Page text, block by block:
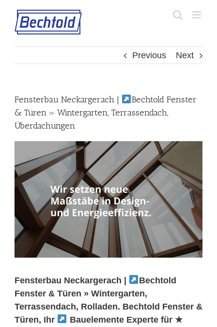
content
Previous Next
Fensterbau Neckargerach |
Bechtold Fenster
& Türen » Wintergarten, Terrassendach,
Überdachungen
Fensterbau Neckargerach |
Bechtold
Fenster & Türen » Wintergarten,
Terrassendach, Rolladen. Bechtold Fenster &
Türen, Ihr
Bauelemente Experte für ★